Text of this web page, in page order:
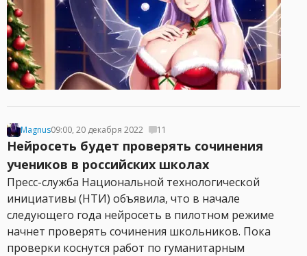
Magnus09:00, 20 декабря 2022 11
Нейросеть будет проверять сочинения
учеников в российских школах
Пресс-служба Национальной технологической
инициативы (НТИ) объявила, что в начале
следующего года нейросеть в пилотном режиме
начнет проверять сочинения школьников. Пока
проверки коснутся работ по гуманитарным